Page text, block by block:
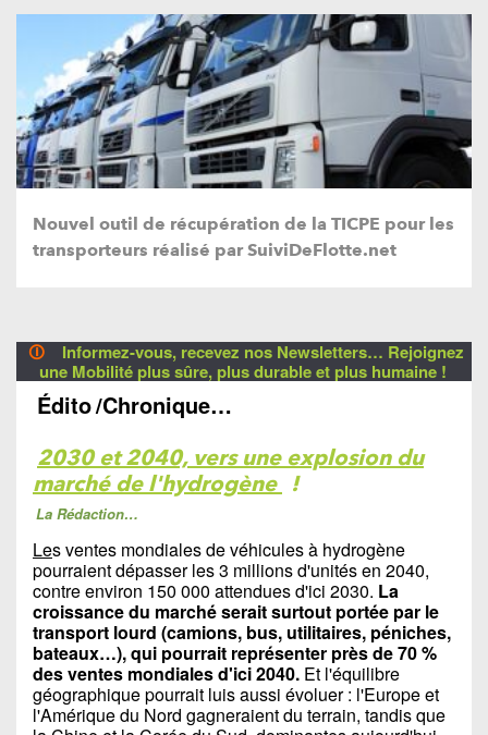
Nouvel outil de récupération de la TICPE pour les
transporteurs réalisé par SuiviDeFlotte.net
🛈
Informez-vous, recevez nos Newsletters… Rejoignez
une Mobilité plus sûre, plus durable et plus humaine !
Édito/Chronique…
2030 et 2040, vers une explosion du
marché de l'hydrogène !
La Rédaction…
Les ventes mondiales de véhicules à hydrogène
pourraient dépasser les 3 millions d'unités en 2040,
contre environ 150 000 attendues d'ici 2030. La
croissance du marché serait surtout portée par le
transport lourd (camions, bus, utilitaires, péniches,
bateaux…), qui pourrait représenter près de 70 %
des ventes mondiales d'ici 2040. Et l'équilibre
géographique pourrait luis aussi évoluer : l'Europe et
l'Amérique du Nord gagneraient du terrain, tandis que